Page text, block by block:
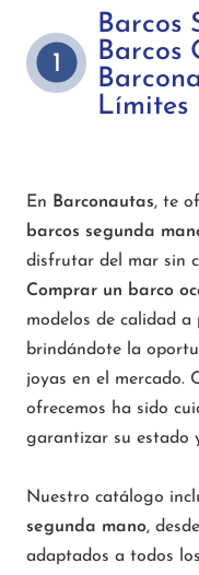
1
Barcos
Barcos
Límites
En Barconautas, te
barcos segunda
disfrutar del mar sin
Comprar un barco
modelos de calidad a
brindándote la
joyas en el mercado.
ofrecemos ha sido
garantizar su estado
Nuestro catálogo
segunda mano,
adaptados a todos